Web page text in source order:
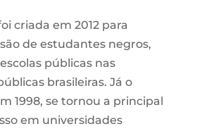
criada em 2012 para
de estudantes negros,
públicas nas
brasileiras. Já o
1998, se tornou a principal
em universidades